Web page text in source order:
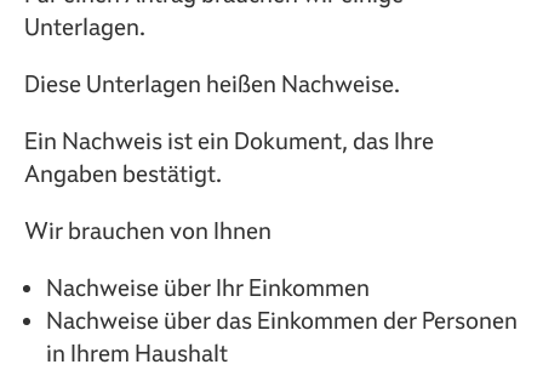
Unterlagen.
Diese Unterlagen heißen Nachweise.
Ein Nachweis ist ein Dokument, das Ihre
Angaben bestätigt.
Wir brauchen von Ihnen
Nachweise über Ihr Einkommen
Nachweise über das Einkommen der Personen
in Ihrem Haushalt